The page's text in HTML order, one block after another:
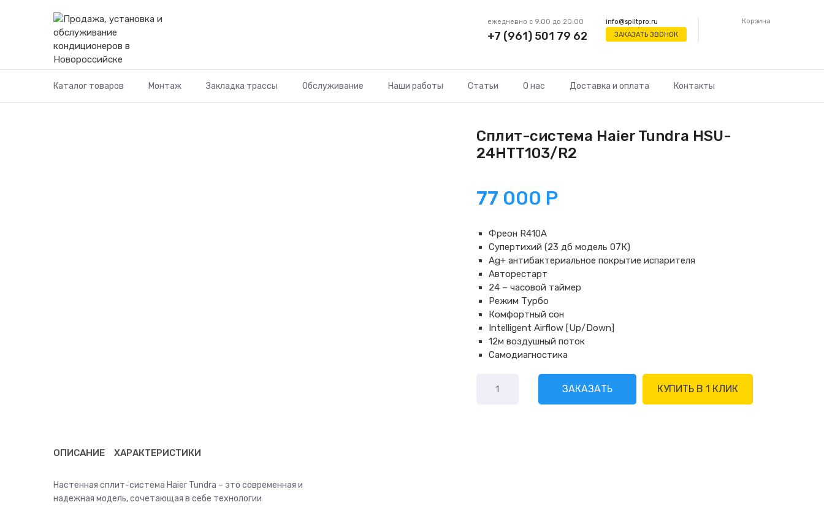
содержимому
info@splitpro.ru
ЗАКАЗАТЬ ЗВОНОК
ежедневно с 9:00 до 20:00
+7 (961) 501 79 62
Корзина
Каталог товаров Монтаж Закладка трассы Обслуживание Наши работы Статьи О нас Доставка и оплата Контакты
Сплит-система Haier Tundra HSU-
24HTT103/R2
77 000 Р
Фреон R410A
Супертихий (23 дб модель 07К)
Ag+ антибактериальное покрытие испарителя
Авторестарт
24 – часовой таймер
Режим Турбо
Комфортный сон
Intelligent Airflow [Up/Down]
12м воздушный поток
Самодиагностика
товара
ЗАКАЗАТЬ КУПИТЬ В 1 КЛИК
ОПИСАНИЕ ХАРАКТЕРИСТИКИ
Настенная сплит-система Haier Tundra – это современная и
надежная модель, сочетающая в себе технологии